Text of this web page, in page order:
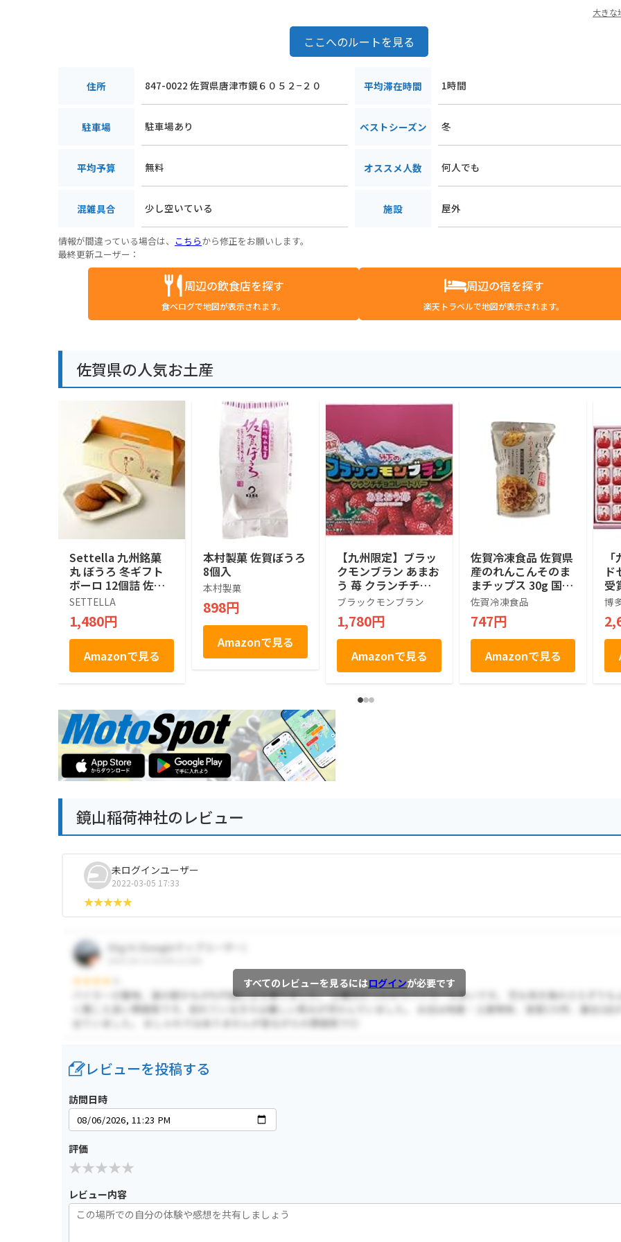
大きな
ここへのルートを見る
住所 847-0022 佐賀県唐津市鏡６０５２−２０ 平均滞在時間 1時間
駐車場 駐車場あり ベストシーズン 冬
平均予算 無料 オススメ人数 何人でも
混雑具合 少し空いている 施設 屋外
情報が間違っている場合は、 こちらから修正をお願いします。
最終更新ユーザー：
周辺の飲食店を探す
食べログで地図が表示されます。
周辺の宿を探す
楽天トラベルで地図が表示されます。
佐賀県の人気お土産
Settella 九州銘菓
丸 ぼうろ 冬ギフト
ボーロ 12個詰 佐賀
お菓子 和菓子ギフト
プレゼント
SETTELLA
1,480円
Amazonで見る
本村製菓 佐賀ぼうろ
8個入
本村製菓
898円
Amazonで見る
【九州限定】ブラッ
クモンブラン あまお
う 苺 クランチチョ
コレートバー 10本入
り
ブラックモンブラン
1,780円
Amazonで見る
佐賀冷凍食品 佐賀県
産のれんこんそのま
まチップス 30g 国産
佐賀県産蓮根使用 ス
ナック 野菜 おつま
み おやつ トッピン
グ
佐賀冷凍食品
747円
Amazonで見る
ド
受
の
ク
箱
博
鏡山稲荷神社のレビュー
未ログインユーザー
2022-03-05 17:33
すべてのレビューを見るにはログインが必要です
レビューを投稿する
訪問日時
評価
レビュー内容